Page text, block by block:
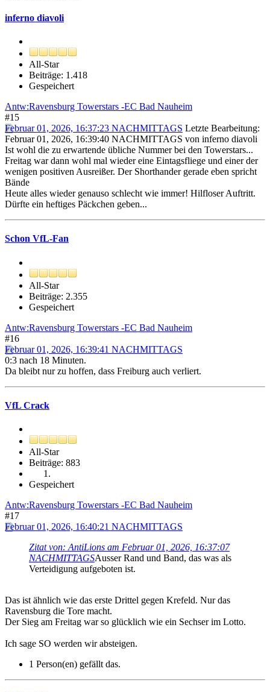
inferno diavoli
All-Star
Beiträge: 1.418
Gespeichert
Antw:Ravensburg Towerstars -EC Bad Nauheim
#15
Februar 01, 2026, 16:37:23 NACHMITTAGS Letzte Bearbeitung:
Februar 01, 2026, 16:39:40 NACHMITTAGS von inferno diavoli
Ist wohl die zu erwartende übliche Nummer bei den Towerstars...
Freitag war dann wohl mal wieder eine Eintagsfliege und einer der
wenigen positiven Ausreißer. Der Shorthander gerade eben spricht
Bände
Heute alles wieder genauso schlecht wie immer! Hilfloser Auftritt.
Dürfte ein heftiges Päckchen geben...
Schon VfL-Fan
All-Star
Beiträge: 2.355
Gespeichert
Antw:Ravensburg Towerstars -EC Bad Nauheim
#16
Februar 01, 2026, 16:39:41 NACHMITTAGS
0:3 nach 18 Minuten.
Da bleibt nur zu hoffen, dass Freiburg auch verliert.
VfL Crack
All-Star
Beiträge: 883
Gespeichert
Antw:Ravensburg Towerstars -EC Bad Nauheim
#17
Februar 01, 2026, 16:40:21 NACHMITTAGS
Zitat von: AntiLions am Februar 01, 2026, 16:37:07
NACHMITTAGSAusser Rand und Band, das was als
Verteidigung aufgeboten ist.
Das ist ähnlich wie das erste Drittel gegen Krefeld. Nur das
Ravensburg die Tore macht.
Der Sieg am Freitag war so glücklich wie ein Sechser im Lotto.
Ich sage SO werden wir absteigen.
1 Person(en) gefällt das.